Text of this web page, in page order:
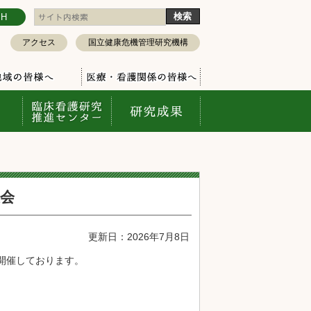
アクセス 国立健康危機管理研究機構
更新日：2026年7月8日
しております。